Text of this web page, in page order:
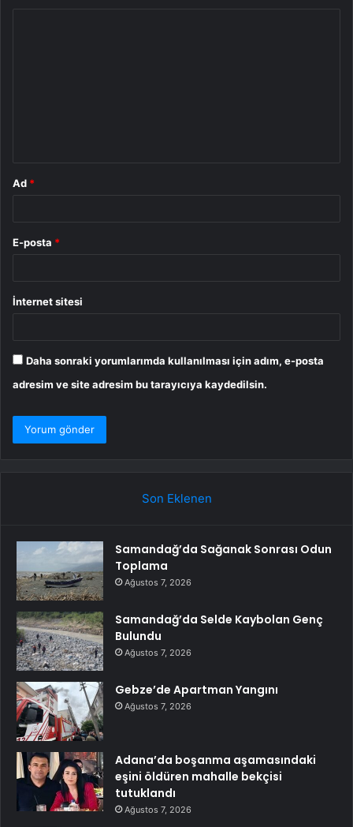
Ad *
E-posta *
İnternet sitesi
Daha sonraki yorumlarımda kullanılması için adım, e-posta
adresim ve site adresim bu tarayıcıya kaydedilsin.
Son Eklenen
Samandağ’da Sağanak Sonrası Odun
Toplama
Ağustos 7, 2026
Samandağ’da Selde Kaybolan Genç
Bulundu
Ağustos 7, 2026
Gebze’de Apartman Yangını
Ağustos 7, 2026
Adana’da boşanma aşamasındaki
eşini öldüren mahalle bekçisi
tutuklandı
Ağustos 7, 2026